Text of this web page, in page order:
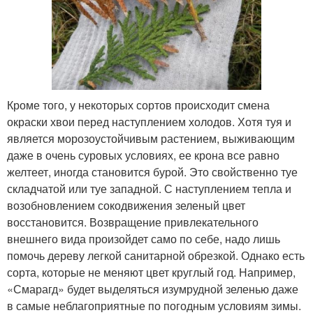
Кроме того, у некоторых сортов происходит смена
окраски хвои перед наступлением холодов. Хотя туя и
является морозоустойчивым растением, выживающим
даже в очень суровых условиях, ее крона все равно
желтеет, иногда становится бурой. Это свойственно туе
складчатой или туе западной. С наступлением тепла и
возобновлением сокодвижения зеленый цвет
восстановится. Возвращение привлекательного
внешнего вида произойдет само по себе, надо лишь
помочь дереву легкой санитарной обрезкой. Однако есть
сорта, которые не меняют цвет круглый год. Например,
«Смарагд» будет выделяться изумрудной зеленью даже
в самые неблагоприятные по погодным условиям зимы.